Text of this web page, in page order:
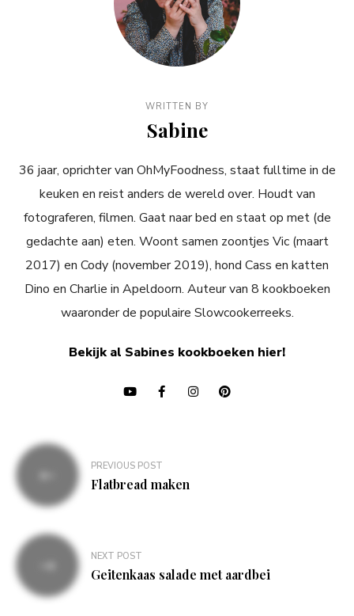
WRITTEN BY
Sabine
36 jaar, oprichter van OhMyFoodness, staat fulltime in de
keuken en reist anders de wereld over. Houdt van
fotograferen, filmen. Gaat naar bed en staat op met (de
gedachte aan) eten. Woont samen zoontjes Vic (maart
2017) en Cody (november 2019), hond Cass en katten
Dino en Charlie in Apeldoorn. Auteur van 8 kookboeken
waaronder de populaire Slowcookerreeks.
Bekijk al Sabines kookboeken hier!
Bericht
navigatie
PREVIOUS POST
Flatbread maken
NEXT POST
Geitenkaas salade met aardbei